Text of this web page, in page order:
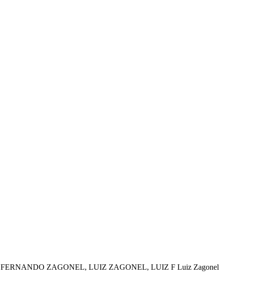
FERNANDO ZAGONEL, LUIZ ZAGONEL, LUIZ F Luiz Zagonel